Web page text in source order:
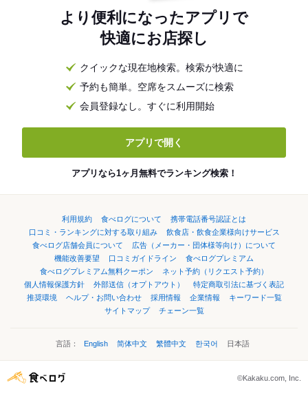
より便利になったアプリで
快適にお店探し
クイックな現在地検索。検索が快適に
予約も簡単。空席をスムーズに検索
会員登録なし。すぐに利用開始
アプリで開く
アプリなら1ヶ月無料でランキング検索！
利用規約 食べログについて
携帯電話番号認証とは
口コミ・ランキングに対する取り組み
飲食店・飲食企業様向けサービス
食べログ店舗会員について
広告（メーカー・団体様等向け）について
機能改善要望
口コミガイドライン
食べログプレミアム
食べログプレミアム無料クーポン
ネット予約（リクエスト予約）
個人情報保護方針
外部送信（オプトアウト）
特定商取引法に基づく表記
推奨環境
ヘルプ・お問い合わせ 採用情報 企業情報
キーワード一覧
サイトマップ
チェーン一覧
言語： English 简体中文 繁體中文 한국어 日本語
©Kakaku.com, Inc.